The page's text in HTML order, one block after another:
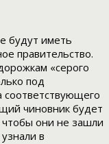
будут иметь
правительство.
«серого
под
чиновник будет
чтобы они не зашли
в